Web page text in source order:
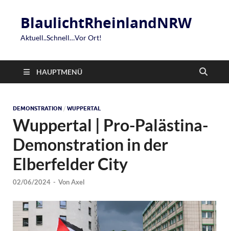
BlaulichtRheinlandNRW
Aktuell..Schnell…Vor Ort!
HAUPTMENÜ
DEMONSTRATION / WUPPERTAL
Wuppertal | Pro-Palästina-
Demonstration in der
Elberfelder City
02/06/2024 - VonAxel